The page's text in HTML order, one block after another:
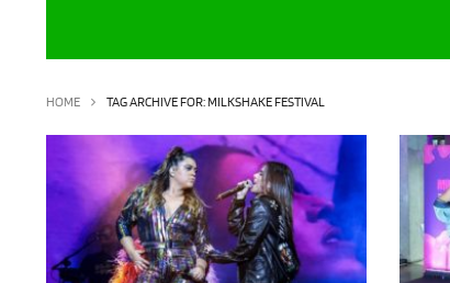
HOME TAG ARCHIVE FOR: MILKSHAKE FESTIVAL